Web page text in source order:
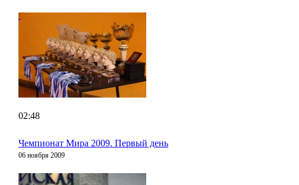
02:48
Чемпионат Мира 2009. Первый день
06 ноября 2009